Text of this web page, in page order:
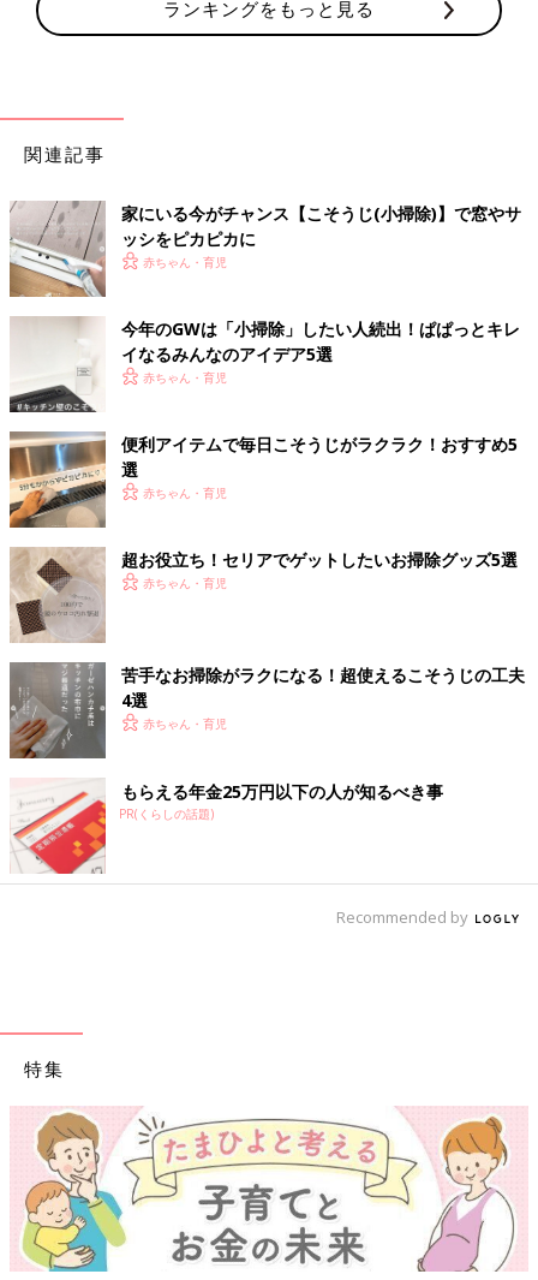
ランキングをもっと見る
関連記事
家にいる今がチャンス【こそうじ(小掃除)】で窓やサ
ッシをピカピカに
赤ちゃん・育児
今年のGWは「小掃除」したい人続出！ぱぱっとキレ
イなるみんなのアイデア5選
赤ちゃん・育児
便利アイテムで毎日こそうじがラクラク！おすすめ5
選
赤ちゃん・育児
超お役立ち！セリアでゲットしたいお掃除グッズ5選
赤ちゃん・育児
苦手なお掃除がラクになる！超使えるこそうじの工夫
4選
赤ちゃん・育児
もらえる年金25万円以下の人が知るべき事
PR(くらしの話題)
Recommended by
特集